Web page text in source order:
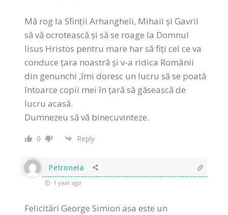
Mă rog la Sfinții Arhangheli, Mihail și Gavril
să vă ocrotească și să se roage la Domnul
Iisus Hristos pentru mare har să fiți cel ce va
conduce țara noastră și v-a ridica Românii
din genunchi ,îmi doresc un lucru să se poată
întoarce copii mei în țară să găsească de
lucru acasă.
Dumnezeu să vă binecuvinteze.
0 Reply
Petronela
1 year ago
Felicitări George Simion asa este un